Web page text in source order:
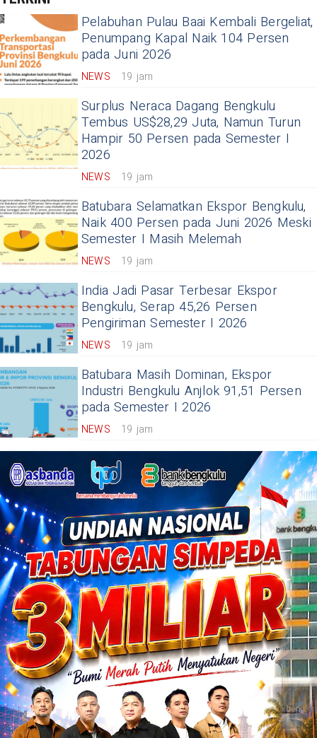
Pelabuhan Pulau Baai Kembali Bergeliat,
Penumpang Kapal Naik 104 Persen
pada Juni 2026
NEWS 19 jam
Surplus Neraca Dagang Bengkulu
Tembus US$28,29 Juta, Namun Turun
Hampir 50 Persen pada Semester I
2026
NEWS 19 jam
Batubara Selamatkan Ekspor Bengkulu,
Naik 400 Persen pada Juni 2026 Meski
Semester I Masih Melemah
NEWS 19 jam
India Jadi Pasar Terbesar Ekspor
Bengkulu, Serap 45,26 Persen
Pengiriman Semester I 2026
NEWS 19 jam
Batubara Masih Dominan, Ekspor
Industri Bengkulu Anjlok 91,51 Persen
pada Semester I 2026
NEWS 19 jam